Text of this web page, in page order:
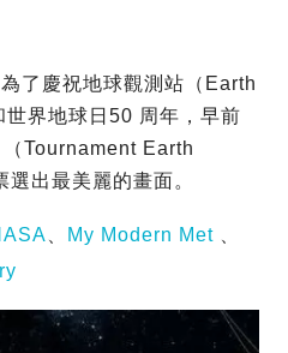
了慶祝地球觀測站（Earth
界地球日50 周年，早前
Tournament Earth
出最美麗的畫面。
My Modern Met